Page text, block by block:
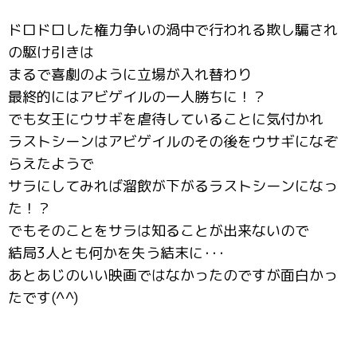
ドロドロした権力争いの渦中で行われる欺し騙され
の駆け引きは
まるで喜劇のように立場が入れ替わり
最終的にはアビゲイルの一人勝ちに！？
でも女王にウサギを虐待していることに気付かれ
ラストシーンはアビゲイルのその後をウサギになぞ
らえたようで
サラにしてみれば溜飲が下がるラストシーンになっ
た！？
でもそのことをサラは知ることが出来ないので
結局3人とも何かを失う結末に･･･
あとあじのいい映画ではなかったのですが面白かっ
たです(^^)